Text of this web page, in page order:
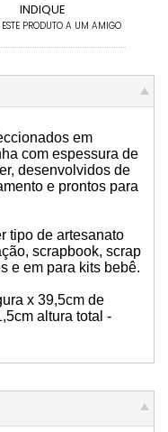
INDIQUE
PRODUTO A UM AMIGO
em
com espessura de
desenvolvidos de
e prontos para
tipo de artesanato
scrapbook, scrap
e em para kits bebê.
x 39,5cm de
altura total -